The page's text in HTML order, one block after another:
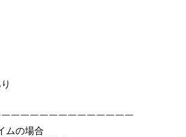
￣￣￣￣￣￣￣￣￣￣￣￣￣
ムの場合